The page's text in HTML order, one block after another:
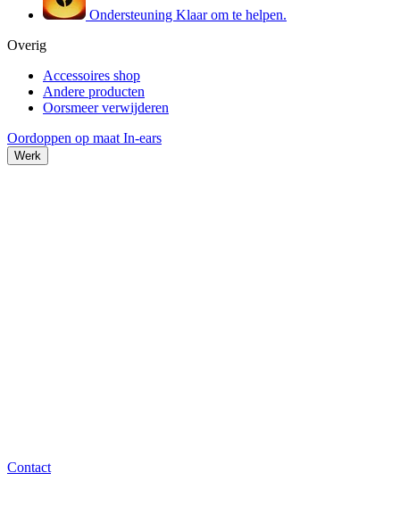
Ondersteuning Klaar om te helpen.
Overig
Accessoires shop
Andere producten
Oorsmeer verwijderen
Oordoppen op maat In-ears
Werk
Contact